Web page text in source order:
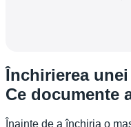
Închirierea
Ce documente
Înainte de a închiria o